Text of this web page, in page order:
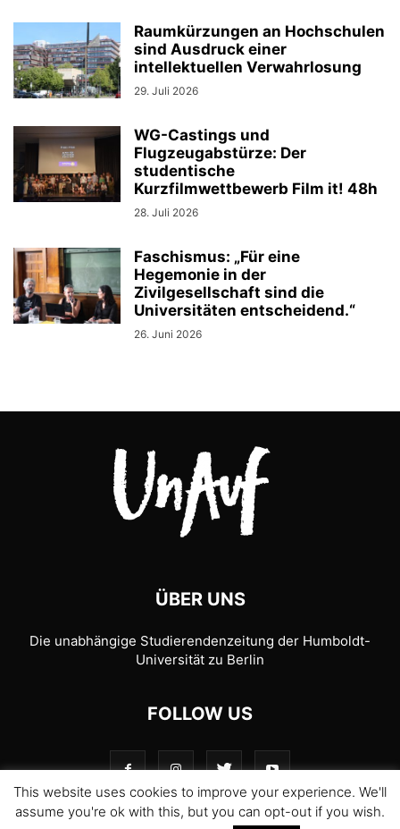
Raumkürzungen an Hochschulen
sind Ausdruck einer
intellektuellen Verwahrlosung
29. Juli 2026
WG-Castings und
Flugzeugabstürze: Der
studentische
Kurzfilmwettbewerb Film it! 48h
28. Juli 2026
Faschismus: „Für eine
Hegemonie in der
Zivilgesellschaft sind die
Universitäten entscheidend.“
26. Juni 2026
ÜBER UNS
Die unabhängige Studierendenzeitung der Humboldt-
Universität zu Berlin
FOLLOW US
This website uses cookies to improve your experience. We'll
assume you're ok with this, but you can opt-out if you wish.